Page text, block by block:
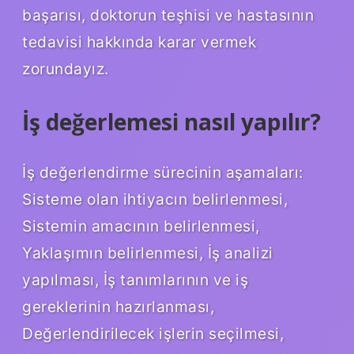
başarısı, doktorun teşhisi ve hastasının
tedavisi hakkında karar vermek
zorundayız.
İş değerlemesi nasıl yapılır?
İş değerlendirme sürecinin aşamaları:
Sisteme olan ihtiyacın belirlenmesi,
Sistemin amacının belirlenmesi,
Yaklaşımın belirlenmesi, İş analizi
yapılması, İş tanımlarının ve iş
gereklerinin hazırlanması,
Değerlendirilecek işlerin seçilmesi,